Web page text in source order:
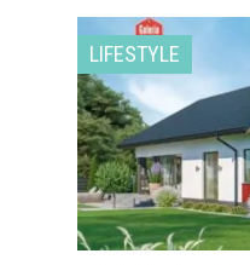
LIFESTYLE